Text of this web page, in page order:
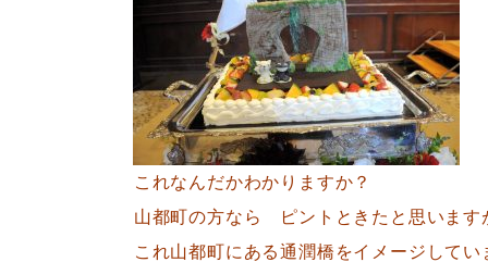
これなんだかわかりますか？
山都町の方なら ピントときたと思います
これ山都町にある通潤橋をイメージしてい